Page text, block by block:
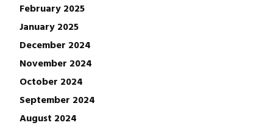
February 2025
January 2025
December 2024
November 2024
October 2024
September 2024
August 2024